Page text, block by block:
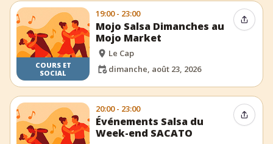
COURS ET
SOCIAL
19:00 - 23:00
Mojo Salsa Dimanches au
Mojo Market
Le Cap
dimanche, août 23, 2026
20:00 - 23:00
Événements Salsa du
Week-end SACATO